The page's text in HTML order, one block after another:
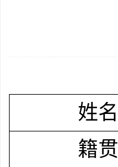
姓名
籍贯